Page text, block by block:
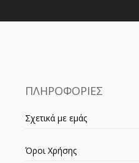
ΠΛΗΡΟΦΟΡΙΕΣ
Σχετικά με εμάς
Όροι Χρήσης